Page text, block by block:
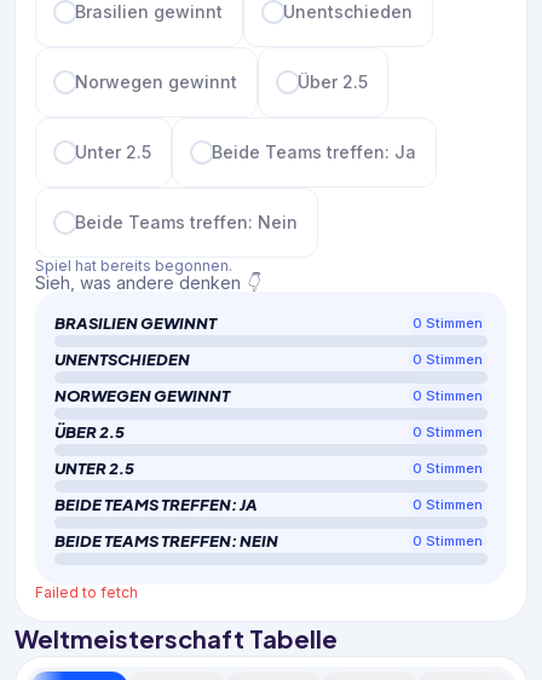
Brasilien gewinnt Unentschieden
Norwegen gewinnt Über 2.5
Unter 2.5 Beide Teams treffen: Ja
Beide Teams treffen: Nein
Spiel hat bereits begonnen.
Sieh, was andere denken 👇
BRASILIEN GEWINNT 0 Stimmen
UNENTSCHIEDEN 0 Stimmen
NORWEGEN GEWINNT 0 Stimmen
ÜBER 2.5 0 Stimmen
UNTER 2.5 0 Stimmen
BEIDE TEAMS TREFFEN: JA 0 Stimmen
BEIDE TEAMS TREFFEN: NEIN 0 Stimmen
Failed to fetch
Weltmeisterschaft Tabelle